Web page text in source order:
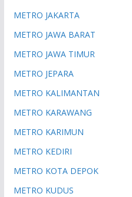
METRO JAKARTA
METRO JAWA BARAT
METRO JAWA TIMUR
METRO JEPARA
METRO KALIMANTAN
METRO KARAWANG
METRO KARIMUN
METRO KEDIRI
METRO KOTA DEPOK
METRO KUDUS